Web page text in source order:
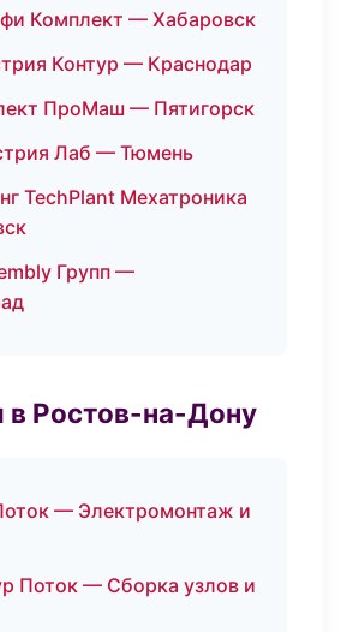
Комплект — Хабаровск
Контур — Краснодар
ПроМаш — Пятигорск
Лаб — Тюмень
TechPlant Мехатроника
Групп —
в Ростов-на-Дону
— Электромонтаж и
Поток — Сборка узлов и